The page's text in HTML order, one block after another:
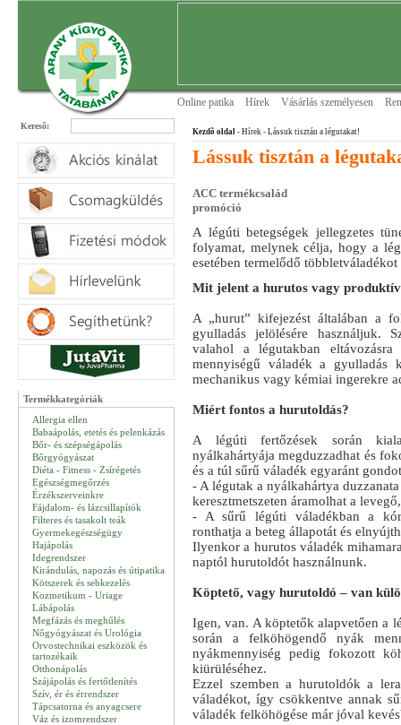
Online patika Hírek Vásárlás személyesen
Keresõ:
Termékkategóriák
Allergia ellen
Babaápolás, etetés és pelenkázás
Bőr- és szépségápolás
Bőrgyógyászat
Diéta - Fitness - Zsírégetés
Egészségmegőrzés
Érzékszerveinkre
Fájdalom- és lázcsillapítók
Filteres és tasakolt teák
Gyermekegészségügy
Hajápolás
Idegrendszer
Kirándulás, napozás és útipatika
Kötszerek és sebkezelés
Kozmetikum - Uriage
Lábápolás
Megfázás és meghűlés
Nőgyógyászat és Urológia
Orvostechnikai eszközök és
tartozékaik
Otthonápolás
Szájápolás és fertőtlenítés
Szív, ér és érrendszer
Tápcsatorna és anyagcsere
Váz és izomrendszer
Kezdõ oldal - Hírek - Lássuk tisztán a légutakat!
Lássuk tisztán a
ACC termékcsalád
promóció
A légúti betegségek jellegzetes
folyamat, melynek célja, hogy a
esetében termelődő
Mit jelent a hurutos vagy produktív
A „hurut” kifejezést általában a
gyulladás jelölésére használjuk.
valahol a légutakban
mennyiségű váladék a gyulladás
mechanikus vagy kémiai ingerekre
Miért fontos a hurutoldás?
A légúti fertőzések során
nyálkahártyája megduzzadhat és
és a túl sűrű váladék egyaránt
- A légutak a nyálkahártya
keresztmetszeten áramolhat a
- A sűrű légúti váladékban a
ronthatja a beteg állapotát és
Ilyenkor a hurutos váladék
naptól hurutoldót használnunk.
Köptető, vagy hurutoldó – van
Igen, van. A köptetők alapvetően a
során a felköhögendő nyák
nyákmennyiség pedig fokozott
kiürüléséhez.
Ezzel szemben a hurutoldók a
váladékot, így csökkentve annak
váladék felköhögése már jóval